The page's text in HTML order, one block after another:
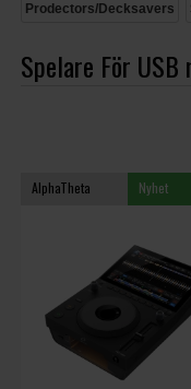
Prodectors/Decksavers
Spelare För USB
AlphaTheta Nyhet